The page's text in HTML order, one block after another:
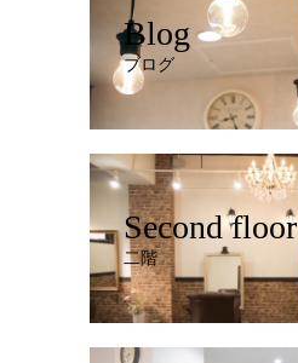
Blog
ブログ
Second floor
二階